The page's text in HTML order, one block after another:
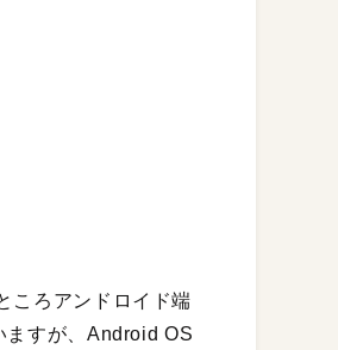
ころアンドロイド端
ますが、Android OS